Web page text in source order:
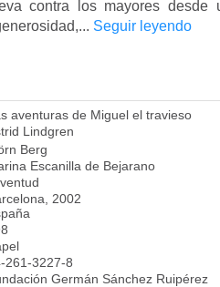
contra los mayores desde
Seguir leyendo
aventuras de Miguel el travieso
Lindgren
Berg
Escanilla de Bejarano
2002
261-3227-8
Germán Sánchez Ruipérez